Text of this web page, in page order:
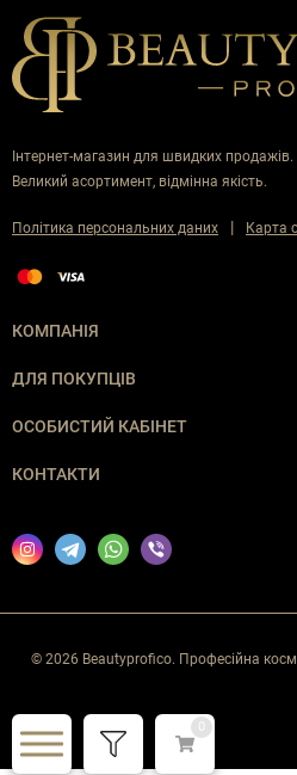
Інтернет-магазин для швидких
Великий асортимент, відмінна якість.
Політика персональних даних | Карта
КОМПАНІЯ
ДЛЯ ПОКУПЦІВ
ОСОБИСТИЙ КАБІНЕТ
КОНТАКТИ
© 2026 Beautyprofico. Професійна
0